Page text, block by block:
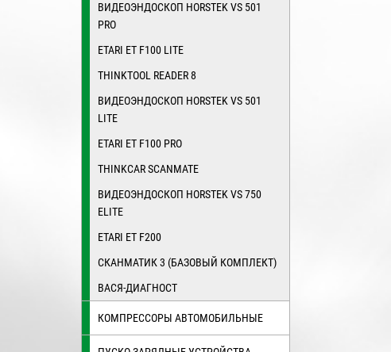
ВИДЕОЭНДОСКОП HORSTEK VS 501
PRO
ETARI ET F100 LITE
THINKTOOL READER 8
ВИДЕОЭНДОСКОП HORSTEK VS 501
LITE
ETARI ET F100 PRO
THINKCAR SCANMATE
ВИДЕОЭНДОСКОП HORSTEK VS 750
ELITE
ETARI ET F200
СКАНМАТИК 3 (БАЗОВЫЙ КОМПЛЕКТ)
ВАСЯ-ДИАГНОСТ
КОМПРЕССОРЫ АВТОМОБИЛЬНЫЕ